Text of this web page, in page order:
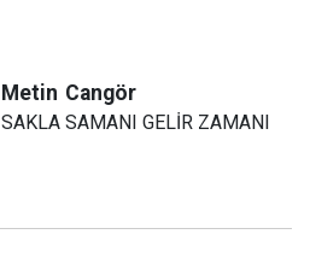
Metin Cangör
SAKLA SAMANI GELİR ZAMANI